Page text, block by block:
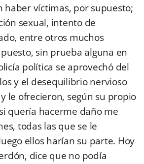
haber víctimas, por supuesto;
sexual, intento de
entre otros muchos
sin prueba alguna en
política se aprovechó del
y el desequilibrio nervioso
le ofrecieron, según su propio
quería hacerme daño me
todas las que se le
ellos harían su parte. Hoy
dice que no podía